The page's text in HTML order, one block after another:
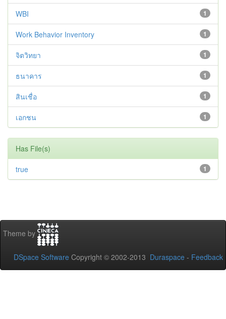
1
WBI
1
Work Behavior Inventory
1
จิตวิทยา
1
ธนาคาร
1
สินเชื่อ
1
เอกชน
Has File(s)
1
true
Theme by
DSpace Software Copyright © 2002-2013 Duraspace - Feedback